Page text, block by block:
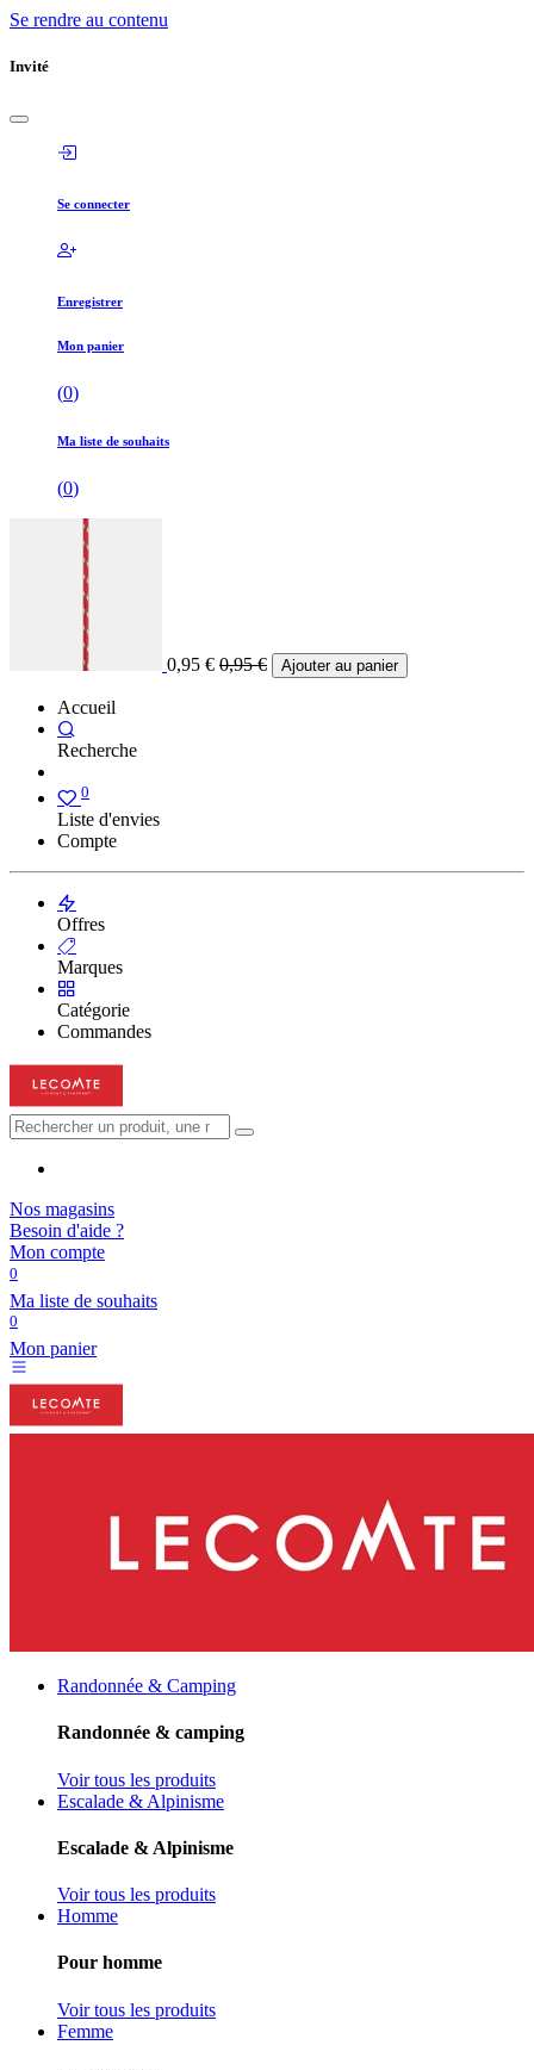
Se rendre au contenu
Invité
Se connecter
Enregistrer
Mon panier
(0)
Ma liste de souhaits
(0)
0,95 € 0,95€ Ajouter au panier
Accueil
Recherche
0
Liste d'envies
Compte
Offres
Marques
Catégorie
Commandes
Nos magasins
Besoin d'aide ?
Mon compte
0
Ma liste de souhaits
0
Mon panier
Randonnée & Camping
Randonnée & camping
Voir tous les produits
Escalade & Alpinisme
Escalade & Alpinisme
Voir tous les produits
Homme
Pour homme
Voir tous les produits
Femme